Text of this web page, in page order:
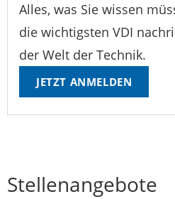
Alles, was Sie wissen
die wichtigsten VDI
der Welt der Technik.
JETZT ANMELDEN
Stellenangebote